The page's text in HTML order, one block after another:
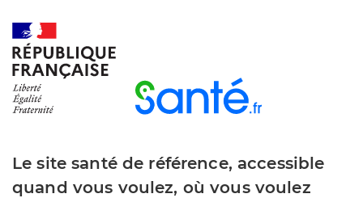
Le site santé de référence, accessible
quand vous voulez, où vous voulez